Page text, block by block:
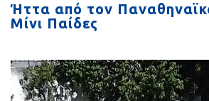
Ήττα από τον
Μίνι Παίδες